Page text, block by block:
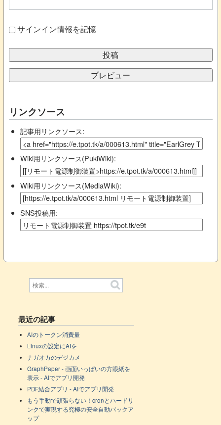
サインイン情報を記憶
リンクソース
記事用リンクソース:
Wiki用リンクソース(PukiWiki):
Wiki用リンクソース(MediaWiki):
SNS投稿用:
最近の記事
AIのトークン消費量
Linuxの設定にAIを
ナガオカのデジカメ
GraphPaper - 画面いっぱいの方眼紙を
表示 - AIでアプリ開発
PDF結合アプリ - AIでアプリ開発
もう手動で頑張らない！cronとハードリ
ンクで実現する究極の安全自動バックア
ップ